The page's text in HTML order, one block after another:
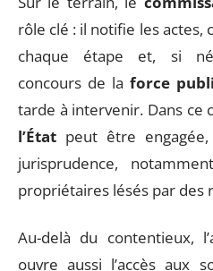
rôle clé : il notifie les
chaque étape et, si
concours de la force
tarde à intervenir. Dans ce
l’État peut être
jurisprudence,
propriétaires lésés par des
Au-delà du contentieux,
ouvre aussi l’accès aux